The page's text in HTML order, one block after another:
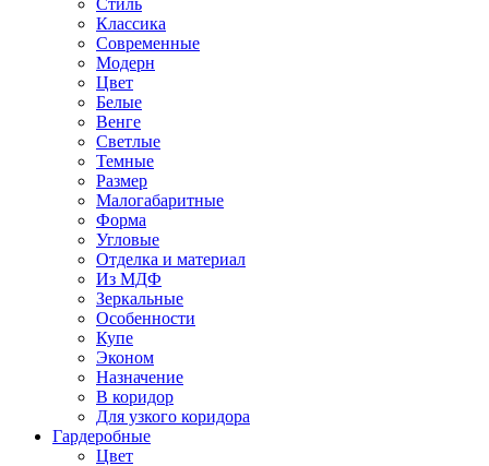
Стиль
Классика
Современные
Модерн
Цвет
Белые
Венге
Светлые
Темные
Размер
Малогабаритные
Форма
Угловые
Отделка и материал
Из МДФ
Зеркальные
Особенности
Купе
Эконом
Назначение
В коридор
Для узкого коридора
Гардеробные
Цвет